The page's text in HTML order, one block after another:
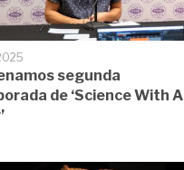
segunda
de ‘Science With A